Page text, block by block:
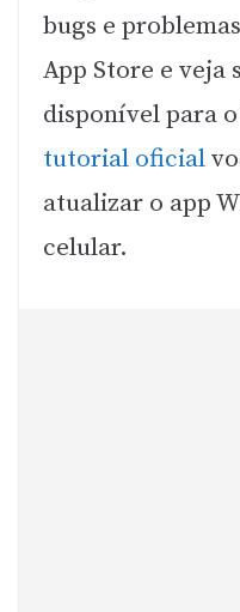
bugs e
App Store e veja
disponível para
tutorial oficial
atualizar o app
celular.